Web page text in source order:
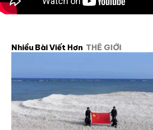
Nhiều Bài Viết Hơn THẾ GIỚI